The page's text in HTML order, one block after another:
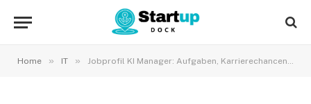
Home » IT » Jobprofil KI Manager: Aufgaben, Karrierechancen und Weiterbildung